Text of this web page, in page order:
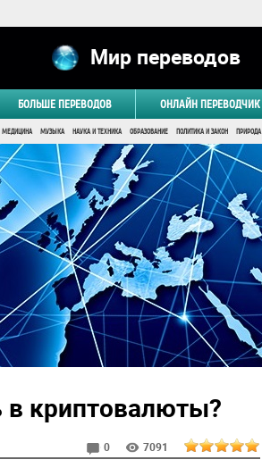
Мир переводов
БОЛЬШЕ ПЕРЕВОДОВ ОНЛАЙН ПЕРЕВОДЧИК
МЕДИЦИНА МУЗЫКА НАУКА И ТЕХНИКА ОБРАЗОВАНИЕ ПОЛИТИКА И ЗАКОН ПРИРОДА
в криптовалюты?
0 7091